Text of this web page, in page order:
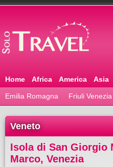
Home Africa America Asia
Emilia Romagna Friuli
Veneto
Isola di San Giorgio
Marco, Venezia